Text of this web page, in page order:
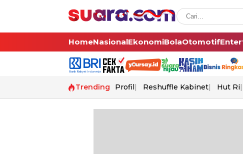
HomeNasionalEkonomiBolaOtomotif
Trending Profil Reshuffle Kabinet Hut Ri